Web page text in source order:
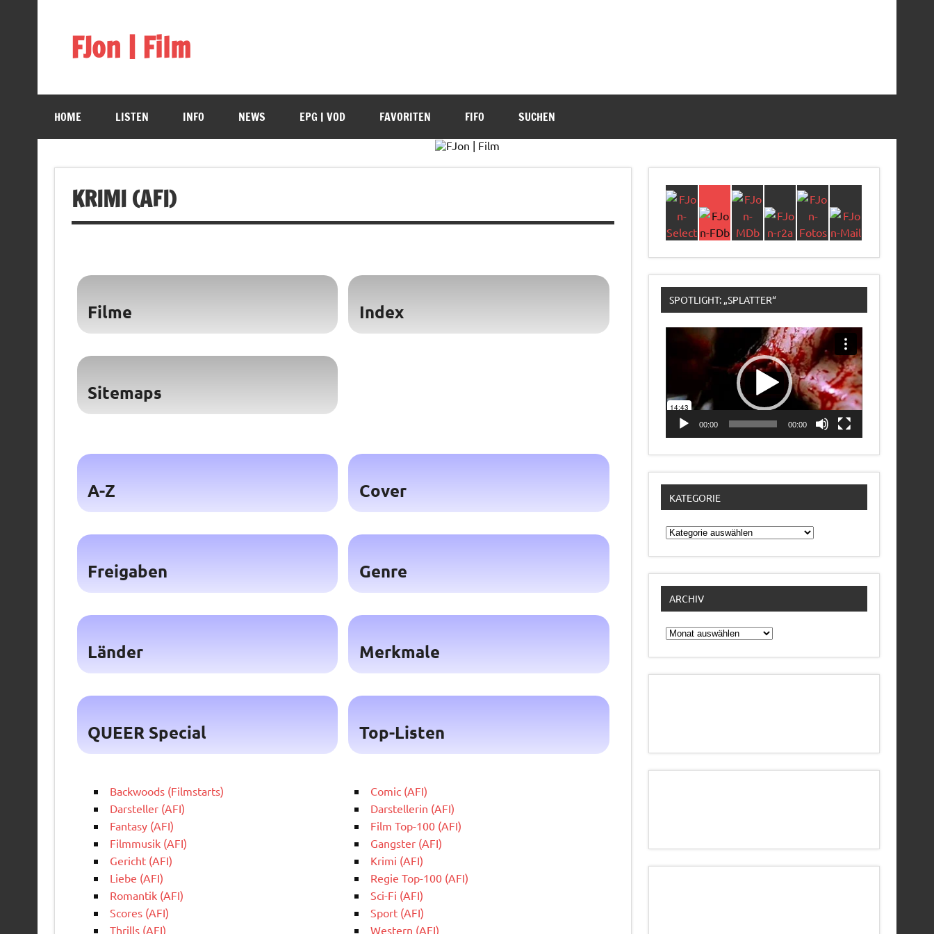
FJon | Film
HOME LISTEN INFO NEWS EPG | VOD FAVORITEN FIFO SUCHEN
KRIMI (AFI)
Filme Index
Sitemaps
A-Z Cover
Freigaben Genre
Länder Merkmale
QUEER Special Top-Listen
Backwoods (Filmstarts)
Comic (AFI)
Darsteller (AFI)
Darstellerin (AFI)
Fantasy (AFI)
Film Top-100 (AFI)
Filmmusik (AFI)
Gangster (AFI)
Gericht (AFI)
Krimi (AFI)
Liebe (AFI)
Regie Top-100 (AFI)
Romantik (AFI)
Sci-Fi (AFI)
Scores (AFI)
Sport (AFI)
Thrills (AFI)
Western (AFI)
SPOTLIGHT: „SPLATTER“
Player
00:00 00:00
KATEGORIE
Kategorie
ARCHIV
Archiv